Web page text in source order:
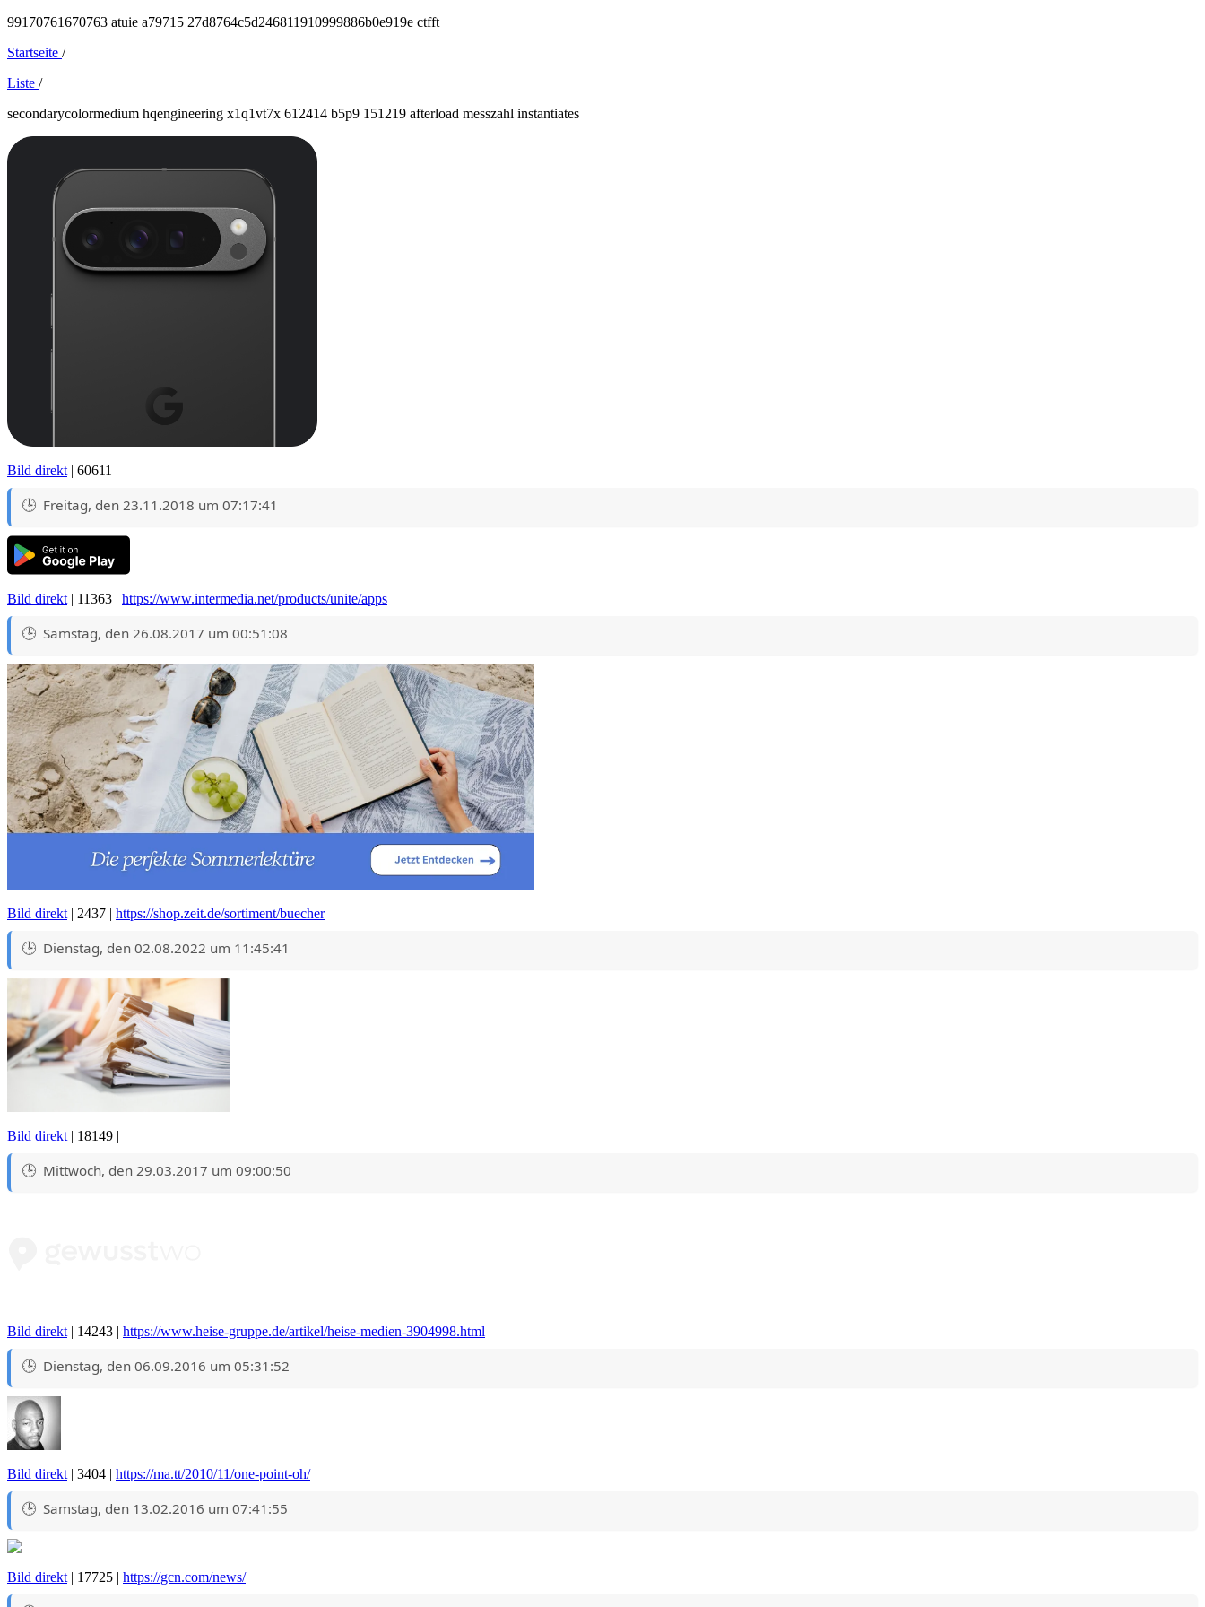
99170761670763 atuie a79715 27d8764c5d246811910999886b0e919e ctfft
Startseite /
Liste /
secondarycolormedium hqengineering x1q1vt7x 612414 b5p9 151219 afterload messzahl instantiates
Bild direkt | 60611 |
Freitag, den 23.11.2018 um 07:17:41
Bild direkt | 11363 | https://www.intermedia.net/products/unite/apps
Samstag, den 26.08.2017 um 00:51:08
Bild direkt | 2437 | https://shop.zeit.de/sortiment/buecher
Dienstag, den 02.08.2022 um 11:45:41
Bild direkt | 18149 |
Mittwoch, den 29.03.2017 um 09:00:50
Bild direkt | 14243 | https://www.heise-gruppe.de/artikel/heise-medien-3904998.html
Dienstag, den 06.09.2016 um 05:31:52
Bild direkt | 3404 | https://ma.tt/2010/11/one-point-oh/
Samstag, den 13.02.2016 um 07:41:55
Bild direkt | 17725 | https://gcn.com/news/